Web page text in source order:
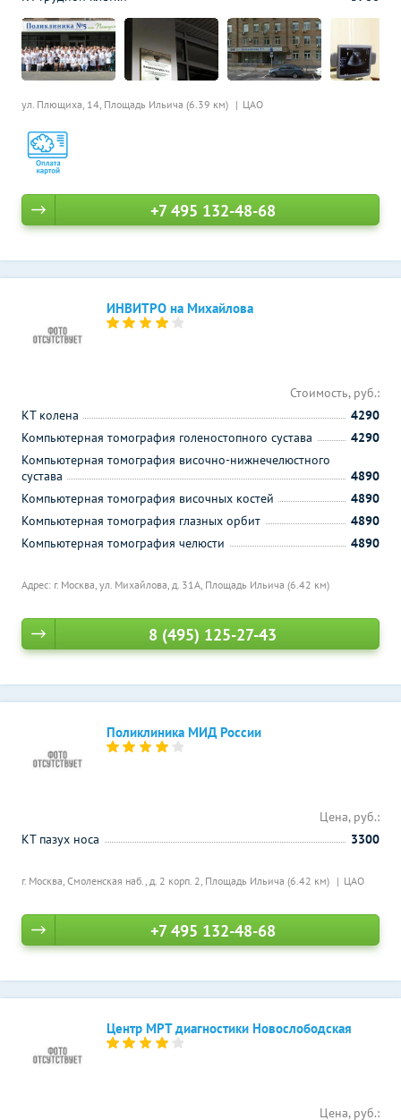
ул. Плющиха, 14, Площадь Ильича (6.39 км) ЦАО
+7 495 132-48-68
ИНВИТРО на Михайлова
Адрес: г. Москва, ул. Михайлова, д. 31А, Площадь Ильича (6.42 км)
Стоимость, руб.:
КТ колена
4290
Компьютерная томография голеностопного сустава
4290
Компьютерная томография височно-нижнечелюстного
сустава
4890
Компьютерная томография височных костей
4890
Компьютерная томография глазных орбит
4890
Компьютерная томография челюсти
4890
8 (495) 125-27-43
Поликлиника МИД России
г. Москва, Смоленская наб., д. 2 корп. 2, Площадь Ильича (6.42 км) ЦАО
Цена, руб.:
КТ пазух носа
3300
+7 495 132-48-68
Центр МРТ диагностики Новослободская
Цена, руб.: